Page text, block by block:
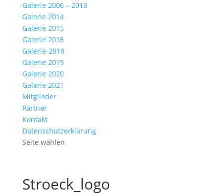
Galerie 2006 – 2013
Galerie 2014
Galerie 2015
Galerie 2016
Galerie-2018
Galerie 2019
Galerie 2020
Galerie 2021
Mitglieder
Partner
Kontakt
Datenschutzerklärung
Seite wählen
Stroeck_logo